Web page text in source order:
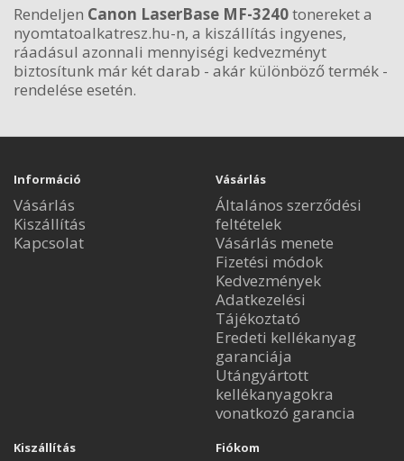
Rendeljen Canon LaserBase MF-3240tonereket a
nyomtatoalkatresz.hu-n, a kiszállítás ingyenes,
ráadásul azonnali mennyiségi kedvezményt
biztosítunk már két darab - akár különböző termék -
rendelése esetén.
Információ
Vásárlás
Kiszállítás
Kapcsolat
Vásárlás
Általános szerződési
feltételek
Vásárlás menete
Fizetési módok
Kedvezmények
Adatkezelési
Tájékoztató
Eredeti kellékanyag
garanciája
Utángyártott
kellékanyagokra
vonatkozó garancia
Kiszállítás Fiókom